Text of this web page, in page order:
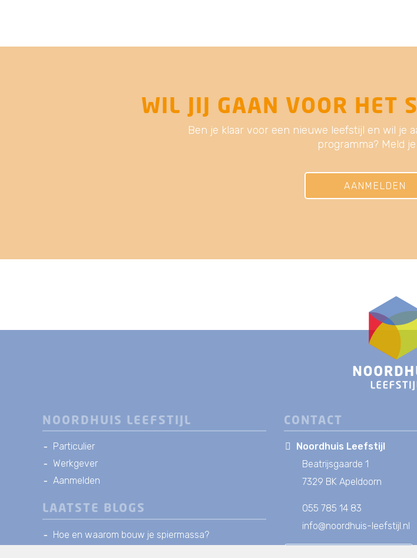
WIL JIJ GAAN VOOR HET
Ben je klaar voor een nieuwe leefstijl en wil je
programma? Meld
AANMELDEN
NOORDHUIS LEEFSTIJL
Particulier
Werkgever
Aanmelden
LAATSTE BLOGS
Hoe en waarom bouw je spiermassa?
CONTACT
Noordhuis Leefstijl
Beatrijsgaarde 1
7329 BK Apeldoorn
055 785 14 83
info@noordhuis-leefstijl.nl